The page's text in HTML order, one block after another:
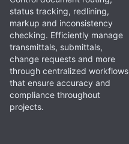
status tracking, redlining,
markup and inconsistency
checking. Efficiently manage
transmittals, submittals,
change requests and more
through centralized workflows
that ensure accuracy and
compliance throughout
projects.